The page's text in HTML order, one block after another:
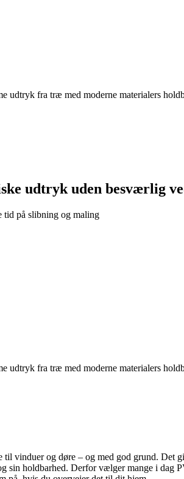
udtryk fra træ med moderne materialers
udtryk uden besværlig
tid på slibning og maling
udtryk fra træ med moderne materialers
vinduer og døre – og med god grund.
sin holdbarhed. Derfor vælger mange i